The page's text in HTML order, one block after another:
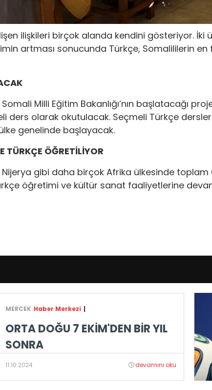
ilişkileri birçok alanda kendini gösteriyor. İki
artması sonucunda Türkçe, Somalililerin
Milli Eğitim Bakanlığı’nın başlatacağı
ders olarak okutulacak. Seçmeli Türkçe
genelinde başlayacak.
TÜRKÇE ÖĞRETİLİYOR
Nijerya gibi daha birçok Afrika ülkesinde
öğretimi ve kültür sanat faaliyetlerine
MERCEK Haber Merkezi |
ORTA DOĞU 7 EKİM'DEN BİR YIL
SONRA
11.10.2024 devamını oku